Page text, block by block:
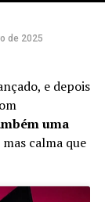
de 2025
e depois
uma
calma que